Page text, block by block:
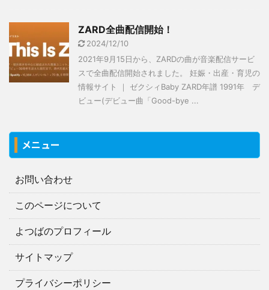
ZARD全曲配信開始！
2024/12/10
2021年9月15日から、ZARDの曲が音楽配信サービ
スで全曲配信開始されました。 妊娠・出産・育児の
情報サイト ｜ ゼクシィBaby ZARD年譜 1991年 デ
ビュー(デビュー曲「Good-bye ...
メニュー
お問い合わせ
このページについて
よつばのプロフィール
サイトマップ
プライバシーポリシー